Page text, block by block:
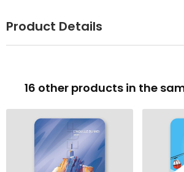
Product Details
16 other products in the